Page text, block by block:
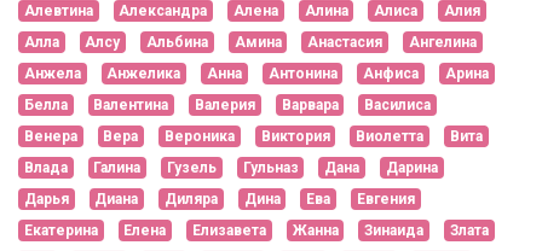
Алевтина
Александра Алена Алина Алиса
Алия
Алла
Алсу Альбина Амина Анастасия
Ангелина
Анжела
Анжелика Анна Антонина Анфиса
Арина
Белла
Валентина Валерия Варвара
Василиса
Венера
Вера Вероника Виктория Виолетта
Вита
Влада
Галина Гузель Гульназ Дана
Дарина
Дарья
Диана Диляра Дина Ева
Евгения
Екатерина
Елена Елизавета Жанна Зинаида
Злата